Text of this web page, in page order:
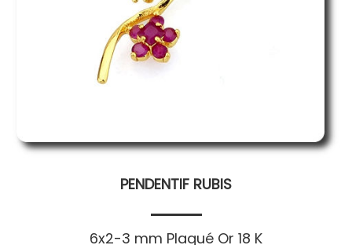
PENDENTIF RUBIS
6x2-3 mm Plaqué Or 18 K